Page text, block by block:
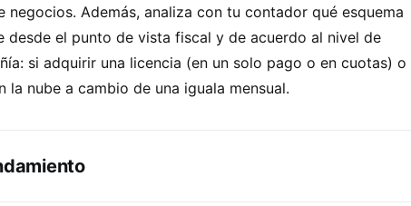
negocios. Además, analiza con tu contador qué esquema
desde el punto de vista fiscal y de acuerdo al nivel de
si adquirir una licencia (en un solo pago o en cuotas) o
la nube a cambio de una iguala mensual.